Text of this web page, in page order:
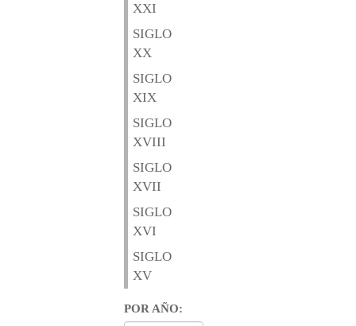
XXI
SIGLO
XX
SIGLO
XIX
SIGLO
XVIII
SIGLO
XVII
SIGLO
XVI
SIGLO
XV
POR AÑO: